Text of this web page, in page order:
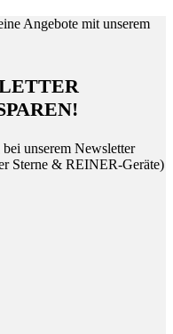
unserem Newsletter
Sterne & REINER-Geräte)